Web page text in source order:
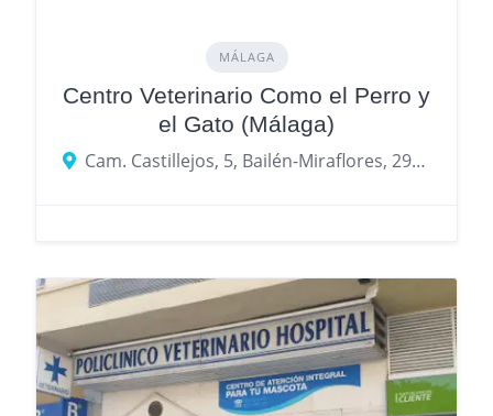
MÁLAGA
Centro Veterinario Como el Perro y
el Gato (Málaga)
Cam. Castillejos, 5, Bailén-Miraflores, 29010 Málaga